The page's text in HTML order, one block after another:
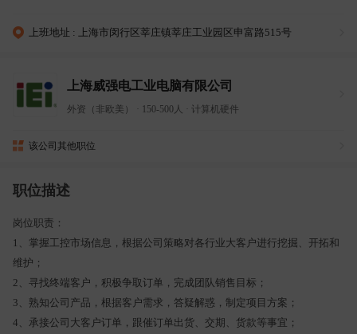
上班地址 : 上海市闵行区莘庄镇莘庄工业园区申富路515号
上海威强电工业电脑有限公司
外资（非欧美） 150-500人 计算机硬件
该公司其他职位
职位描述
岗位职责：
1、掌握工控市场信息，根据公司策略对各行业大客户进行挖掘、开拓和
维护；
2、寻找终端客户，积极争取订单，完成团队销售目标；
3、熟知公司产品，根据客户需求，答疑解惑，制定项目方案；
4、承接公司大客户订单，跟催订单出货、交期、货款等事宜；